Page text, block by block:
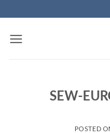
to
content
SEW-
POSTED